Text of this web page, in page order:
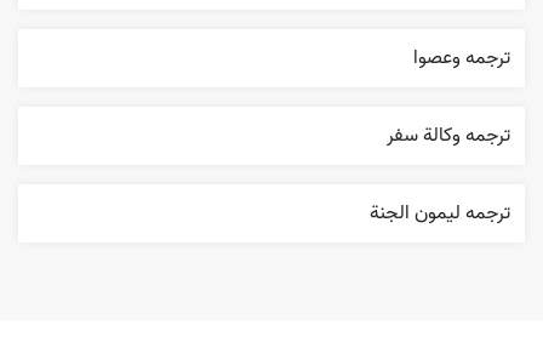
ترجمه وعصوا
ترجمه وکالة سفر
ترجمه ليمون الجنة